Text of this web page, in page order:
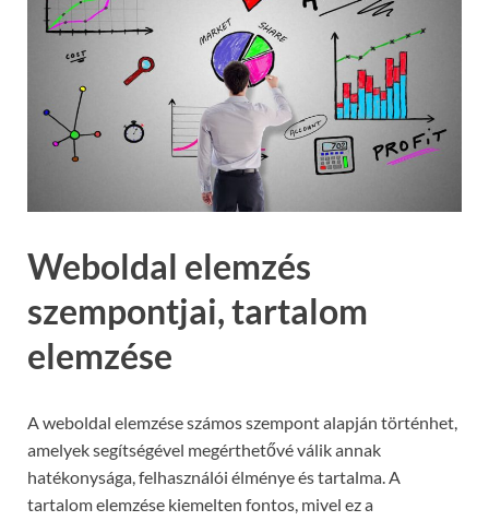
Weboldal elemzés
szempontjai, tartalom
elemzése
A weboldal elemzése számos szempont alapján történhet,
amelyek segítségével megérthetővé válik annak
hatékonysága, felhasználói élménye és tartalma. A
tartalom elemzése kiemelten fontos, mivel ez a